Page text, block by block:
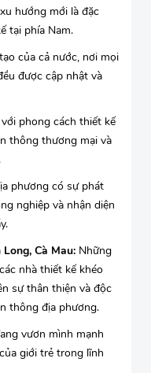
hướng mới là đặc
tại phía Nam.
của cả nước, nơi mọi
được cập nhật và
phong cách thiết kế
thông thương mại và
phương có sự phát
nghiệp và nhận diện
Cà Mau: Những
nhà thiết kế khéo
sự thân thiện và độc
thông địa phương.
vươn mình mạnh
giới trẻ trong lĩnh